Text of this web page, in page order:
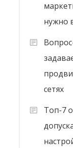
нужно
сетях
Топ-7